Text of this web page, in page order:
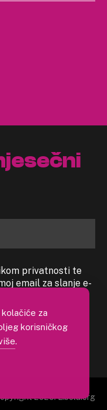
privatnosti te
email za slanje e-
2026. Libela.org
za
korisničkog
.